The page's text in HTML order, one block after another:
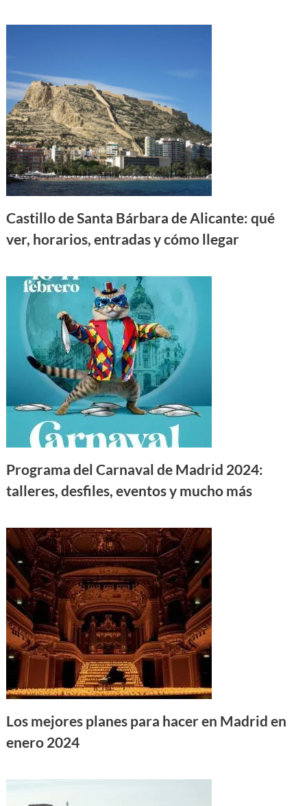
Castillo de Santa Bárbara de Alicante: qué
ver, horarios, entradas y cómo llegar
Programa del Carnaval de Madrid 2024:
talleres, desfiles, eventos y mucho más
Los mejores planes para hacer en Madrid en
enero 2024